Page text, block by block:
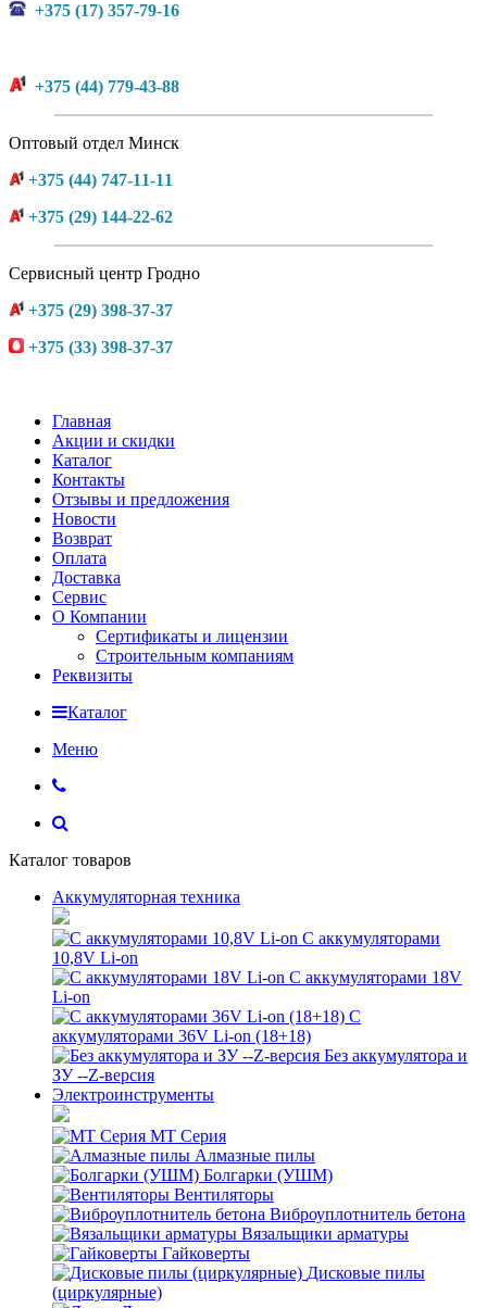
+375 (17) 357-79-16
+375 (44) 779-43-88
Оптовый отдел Минск
+375 (44) 747-11-11
+375 (29) 144-22-62
Сервисный центр Гродно
+375 (29) 398-37-37
+375 (33) 398-37-37
Главная
Акции и скидки
Каталог
Контакты
Отзывы и предложения
Новости
Возврат
Оплата
Доставка
Сервис
О Компании
Сертификаты и лицензии
Строительным компаниям
Реквизиты
Каталог
Меню
Каталог товаров
Аккумуляторная техника
С аккумуляторами
10,8V Li-on
С аккумуляторами 18V
Li-on
С
аккумуляторами 36V Li-on (18+18)
Без аккумулятора и
ЗУ --Z-версия
Электроинструменты
MT Серия
Алмазные пилы
Болгарки (УШМ)
Вентиляторы
Виброуплотнитель бетона
Вязальщики арматуры
Гайковерты
Дисковые пилы
(циркулярные)